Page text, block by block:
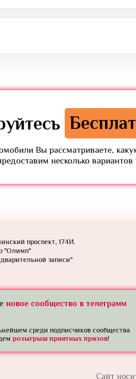
Вы рассматриваете,
несколько
проспект, 174И.
"Олимп"
записи"
Сайт
новое сообщество в телеграмм
среди подписчиков сообщества
розыгрыш приятных призов!